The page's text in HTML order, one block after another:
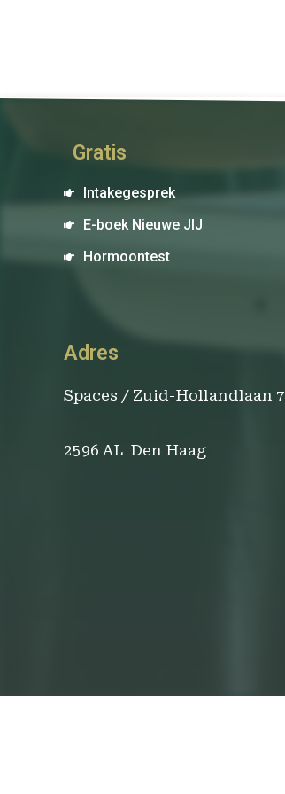
Gratis
Intakegesprek
E-boek Nieuwe JIJ
Hormoontest
Adres
Spaces / Zuid-Hollandlaan 7
2596 AL Den Haag